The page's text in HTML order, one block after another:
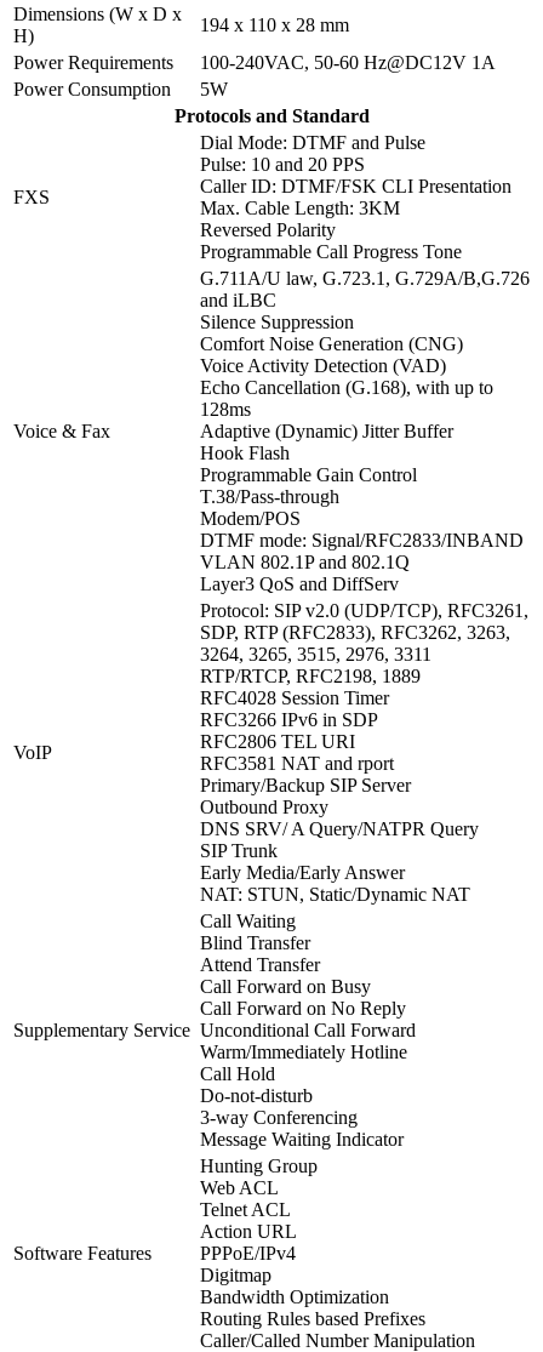
Dimensions (W x D x
H)
194 x 110 x 28 mm
Power Requirements
100-240VAC, 50-60 Hz@DC12V 1A
Power Consumption
5W
Protocols and Standard
FXS
Dial Mode: DTMF and Pulse
Pulse: 10 and 20 PPS
Caller ID: DTMF/FSK CLI Presentation
Max. Cable Length: 3KM
Reversed Polarity
Programmable Call Progress Tone
Voice & Fax
G.711A/U law, G.723.1, G.729A/B,G.726
and iLBC
Silence Suppression
Comfort Noise Generation (CNG)
Voice Activity Detection (VAD)
Echo Cancellation (G.168), with up to
128ms
Adaptive (Dynamic) Jitter Buffer
Hook Flash
Programmable Gain Control
T.38/Pass-through
Modem/POS
DTMF mode: Signal/RFC2833/INBAND
VLAN 802.1P and 802.1Q
Layer3 QoS and DiffServ
VoIP
Protocol: SIP v2.0 (UDP/TCP), RFC3261,
SDP, RTP (RFC2833), RFC3262, 3263,
3264, 3265, 3515, 2976, 3311
RTP/RTCP, RFC2198, 1889
RFC4028 Session Timer
RFC3266 IPv6 in SDP
RFC2806 TEL URI
RFC3581 NAT and rport
Primary/Backup SIP Server
Outbound Proxy
DNS SRV/ A Query/NATPR Query
SIP Trunk
Early Media/Early Answer
NAT: STUN, Static/Dynamic NAT
Supplementary Service
Call Waiting
Blind Transfer
Attend Transfer
Call Forward on Busy
Call Forward on No Reply
Unconditional Call Forward
Warm/Immediately Hotline
Call Hold
Do-not-disturb
3-way Conferencing
Message Waiting Indicator
Software Features
Hunting Group
Web ACL
Telnet ACL
Action URL
PPPoE/IPv4
Digitmap
Bandwidth Optimization
Routing Rules based Prefixes
Caller/Called Number Manipulation